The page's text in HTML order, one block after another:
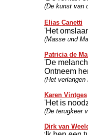
(De kunst van
Elias Canetti
'Het
(Masse und
Patricia de
'De
Ontneem
(Het verlangen
Karen Vintges
'Het is
(De terugkeer
Dirk van